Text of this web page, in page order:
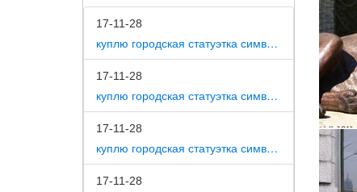
17-11-28
куплю городская статуэтка символ собака в дом
17-11-28
куплю городская статуэтка символ собака в метро москвы
17-11-28
куплю городская статуэтка символ собака на площади революции
17-11-28